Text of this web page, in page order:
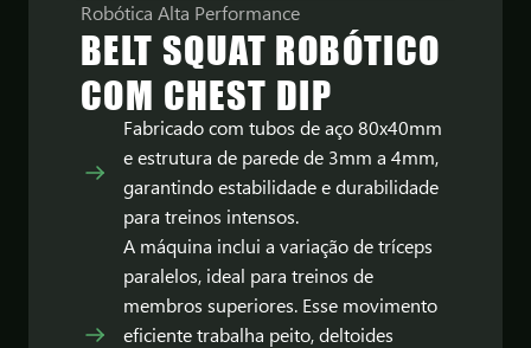
Robótica Alta Performance
BELT SQUAT ROBÓTICO
COM CHEST DIP
Fabricado com tubos de aço 80x40mm
e estrutura de parede de 3mm a 4mm,
garantindo estabilidade e durabilidade
para treinos intensos.
A máquina inclui a variação de tríceps
paralelos, ideal para treinos de
membros superiores. Esse movimento
eficiente trabalha peito, deltoides